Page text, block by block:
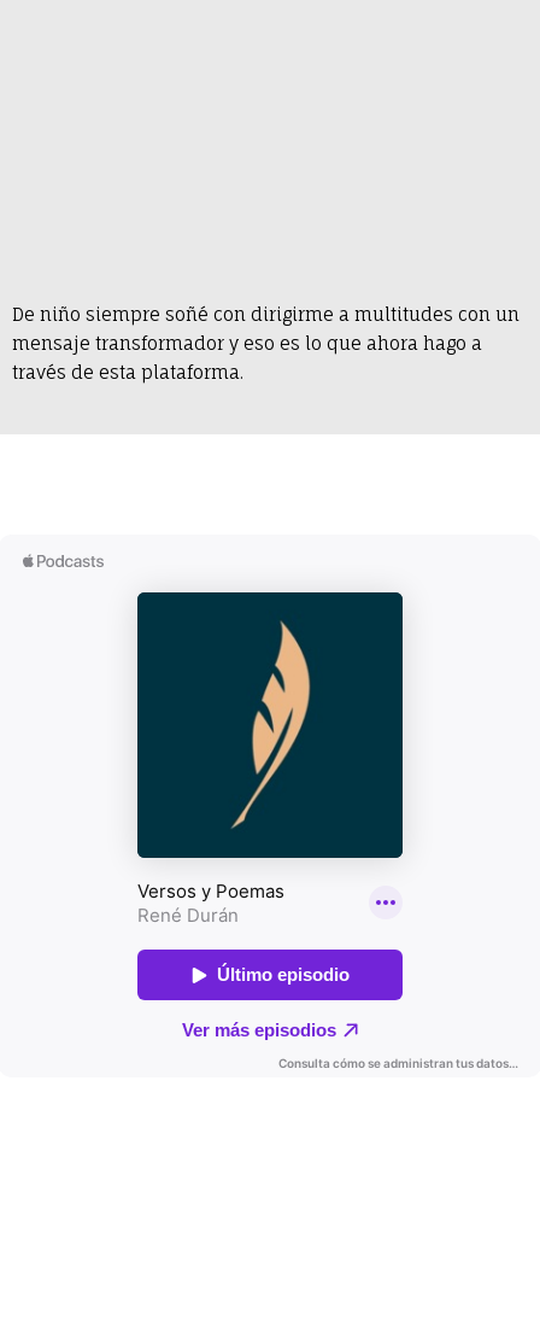
De niño siempre soñé con dirigirme a multitudes con un
mensaje transformador y eso es lo que ahora hago a
través de esta plataforma.